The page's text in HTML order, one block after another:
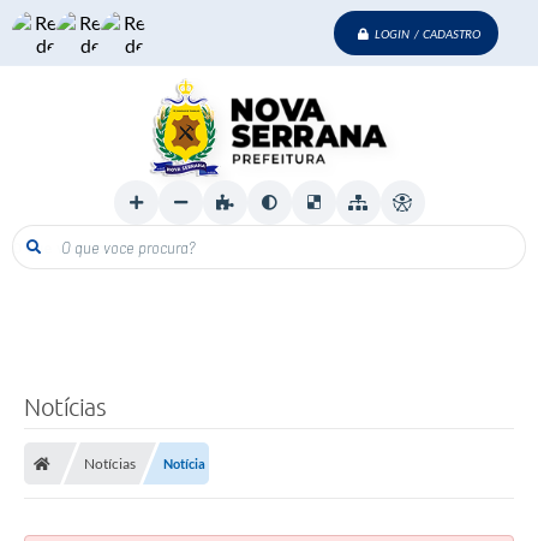
LOGIN / CADASTRO
O que voce procura?
Notícias
Notícias Notícia